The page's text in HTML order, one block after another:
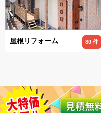
屋根リフォーム 80 件